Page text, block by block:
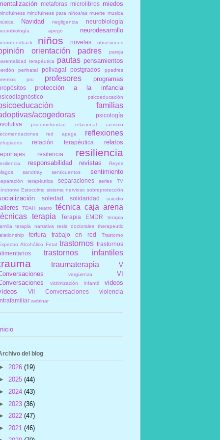
metaforas microlibros miedos
mindfulness para niños/as muerte musica
Navidad negligencia neurobiología
apego neurodesarrollo
niños novelas obsesiones
orientación padres
pareja
terapéutica
pautas pensamientos
perinatal polivagal postgrados
ppadres
pro profesores programas
protección a la infancia
psicoeducación
familias
acogedoras
psicología
psicomotricidad relacional
racismo
red apega reflexiones
relación terapéutica relatos
resilencia resiliencia
responsabilidad revistas
Reyes
sandtray senticuentos sentimiento
terapéutica separaciones
series TV
Estocolmo sistema nervioso sobreprotección
soledad solidaridad suicidio
TDAH teatro
técnica caja arena
terapia Terapia EMDR
terapia
terapia narrativa tesis doctorales
therapeutic
tortura trabajo en red
Trastorno
Alcohólico Fetal trastornos trastornos
trastornos infantiles
traumaterapia
V
vergüenza
VI
victimización infantil
videos
VII Conversaciones
violencia
webinar
del blog
2026 (19)
2025 (44)
2024 (43)
2023 (36)
2022 (47)
2021 (46)